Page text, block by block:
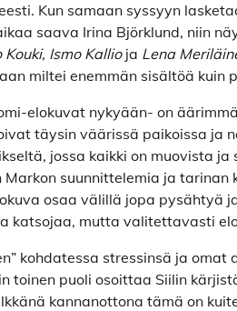
Kun samaan syssyyn
saava Irina Björklund, niin
Kouki, Ismo Kallioja Lena
miltei enemmän sisältöä kuin
elokuvat nykyään- on
täysin väärissä paikoissa
jossa kaikki on muovista
Markon suunnittelemia ja
osaa välillä jopa pysähtyä
katsojaa, mutta valitettavasti
kohdatessa stressinsä ja
toinen puoli osoittaa Siilin
kannanottona tämä on